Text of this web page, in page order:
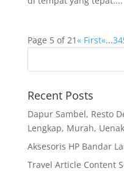
Page 5 of 21« First«...34
Recent Posts
Dapur Sambel, Resto
Lengkap, Murah,
Aksesoris HP Bandar
Travel Article Content